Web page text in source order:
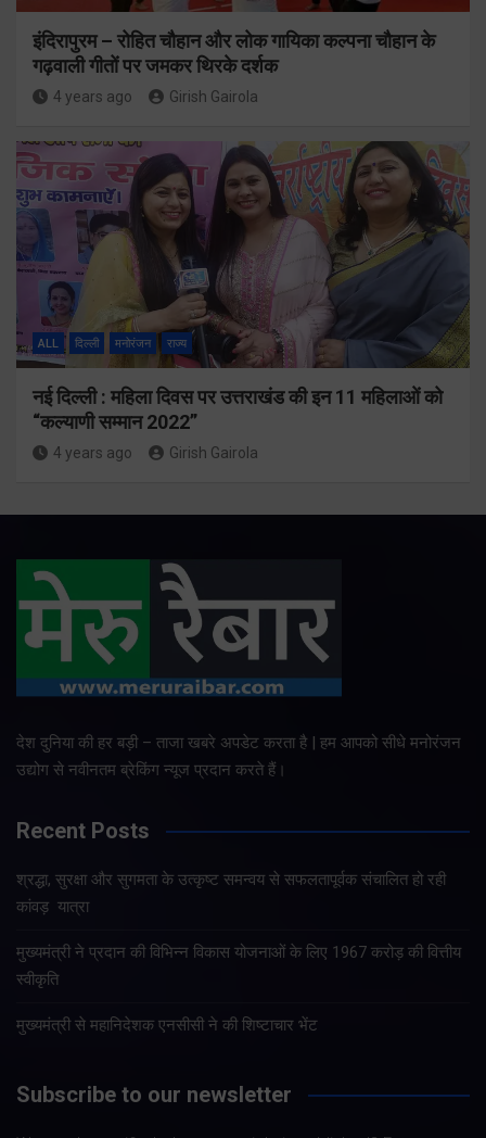
इंदिरापुरम – रोहित चौहान और लोक गायिका कल्पना चौहान के
गढ़वाली गीतों पर जमकर थिरके दर्शक
4 years ago Girish Gairola
ALL दिल्ली मनोरंजन राज्य
नई दिल्ली : महिला दिवस पर उत्तराखंड की इन 11 महिलाओं को
“कल्याणी सम्मान 2022”
4 years ago Girish Gairola
देश दुनिया की हर बड़ी – ताजा खबरे अपडेट करता है | हम आपको सीधे मनोरंजन
उद्योग से नवीनतम ब्रेकिंग न्यूज प्रदान करते हैं।
Recent Posts
श्रद्धा, सुरक्षा और सुगमता के उत्कृष्ट समन्वय से सफलतापूर्वक संचालित हो रही
कांवड़ यात्रा
मुख्यमंत्री ने प्रदान की विभिन्न विकास योजनाओं के लिए 1967 करोड़ की वित्तीय
स्वीकृति
मुख्यमंत्री से महानिदेशक एनसीसी ने की शिष्टाचार भेंट
Subscribe to our newsletter